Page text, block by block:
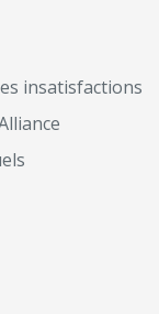
insatisfactions